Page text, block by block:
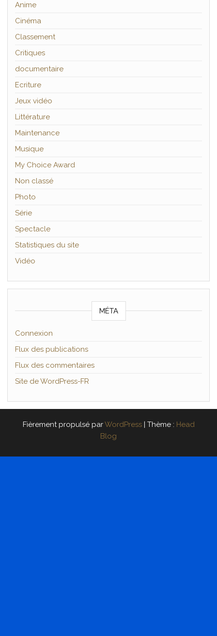
Anime
Cinéma
Classement
Critiques
documentaire
Ecriture
Jeux vidéo
Littérature
Maintenance
Musique
My Choice Award
Non classé
Photo
Série
Spectacle
Statistiques du site
Vidéo
MÉTA
Connexion
Flux des publications
Flux des commentaires
Site de WordPress-FR
Fièrement propulsé parWordPress | Thème : Head
Blog